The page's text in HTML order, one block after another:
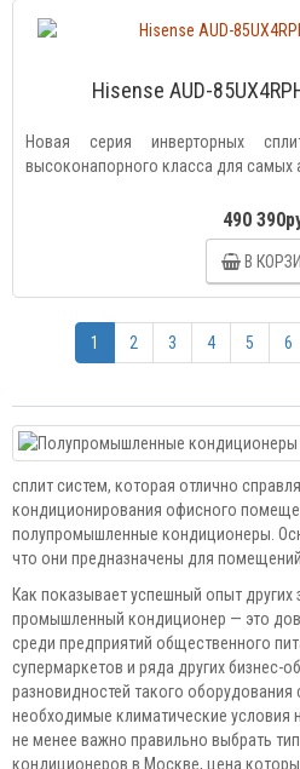
Hisense AUD-
Новая серия инверторных
высоконапорного класса для самых
490
В
1 2 3 4 5 6
сплит систем, которая отлично
кондиционирования офисного
полупромышленные кондиционеры.
что они предназначены для
Как показывает успешный опыт других
промышленный кондиционер — это
среди предприятий общественного
супермаркетов и ряда других бизнес-
разновидностей такого оборудования
необходимые климатические
не менее важно правильно выбрать
кондиционеров в Москве, цена